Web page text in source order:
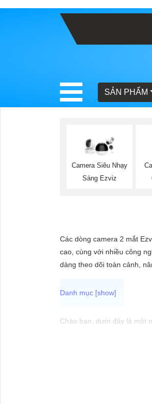
SẢN PHẨM
Camera Siêu Nhạy
Sáng Ezviz
Các dòng camera 2 mắt
cao, cùng với nhiều công
dàng theo dõi toàn cảnh,
Chào bạn, dưới đây là một
🔹 Thiết kế hiện đại,